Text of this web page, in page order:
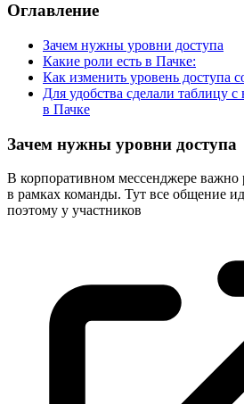
Оглавление
Зачем нужны уровни доступа
Какие роли есть в Пачке:
Как изменить уровень доступа
Для удобства сделали таблицу
в Пачке
Зачем нужны уровни доступа
В корпоративном мессенджере важно
в рамках команды. Тут все общение
поэтому у участников